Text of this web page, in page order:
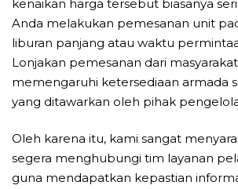
kenaikan harga tersebut biasanya
Anda melakukan pemesanan unit
liburan panjang atau waktu
Lonjakan pemesanan dari
memengaruhi ketersediaan armada
yang ditawarkan oleh pihak
Oleh karena itu, kami sangat
segera menghubungi tim layanan
guna mendapatkan kepastian